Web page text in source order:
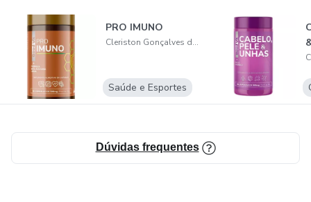
PRO IMUNO
Cleriston Gonçalves de Almeida
Saúde e Esportes
Dúvidas frequentes